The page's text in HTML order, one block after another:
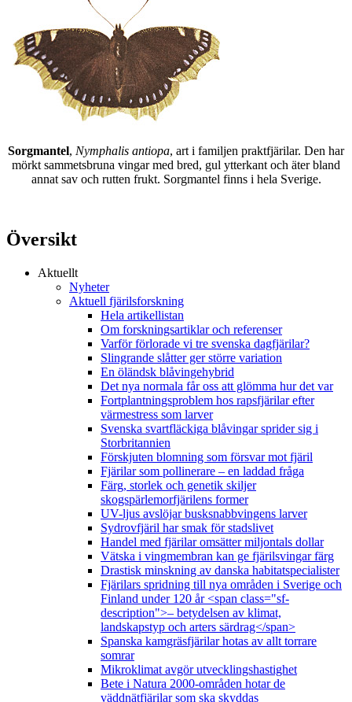
Sorgmantel, Nymphalis antiopa, art i familjen praktfjärilar. Den har
mörkt sammetsbruna vingar med bred, gul ytterkant och äter bland
annat sav och rutten frukt. Sorgmantel finns i hela Sverige.
Översikt
Aktuellt
Nyheter
Aktuell fjärilsforskning
Hela artikellistan
Om forskningsartiklar och referenser
Varför förlorade vi tre svenska dagfjärilar?
Slingrande slåtter ger större variation
En öländsk blåvingehybrid
Det nya normala får oss att glömma hur det var
Fortplantningsproblem hos rapsfjärilar efter
värmestress som larver
Svenska svartfläckiga blåvingar sprider sig i
Storbritannien
Förskjuten blomning som försvar mot fjäril
Fjärilar som pollinerare – en laddad fråga
Färg, storlek och genetik skiljer
skogspärlemorfjärilens former
UV-ljus avslöjar busksnabbvingens larver
Sydrovfjäril har smak för stadslivet
Handel med fjärilar omsätter miljontals dollar
Vätska i vingmembran kan ge fjärilsvingar färg
Drastisk minskning av danska habitatspecialister
Fjärilars spridning till nya områden i Sverige och
Finland under 120 år <span class="sf-
description">– betydelsen av klimat,
landskapstyp och arters särdrag</span>
Spanska kamgräsfjärilar hotas av allt torrare
somrar
Mikroklimat avgör utvecklingshastighet
Bete i Natura 2000-områden hotar de
väddnätfjärilar som ska skyddas